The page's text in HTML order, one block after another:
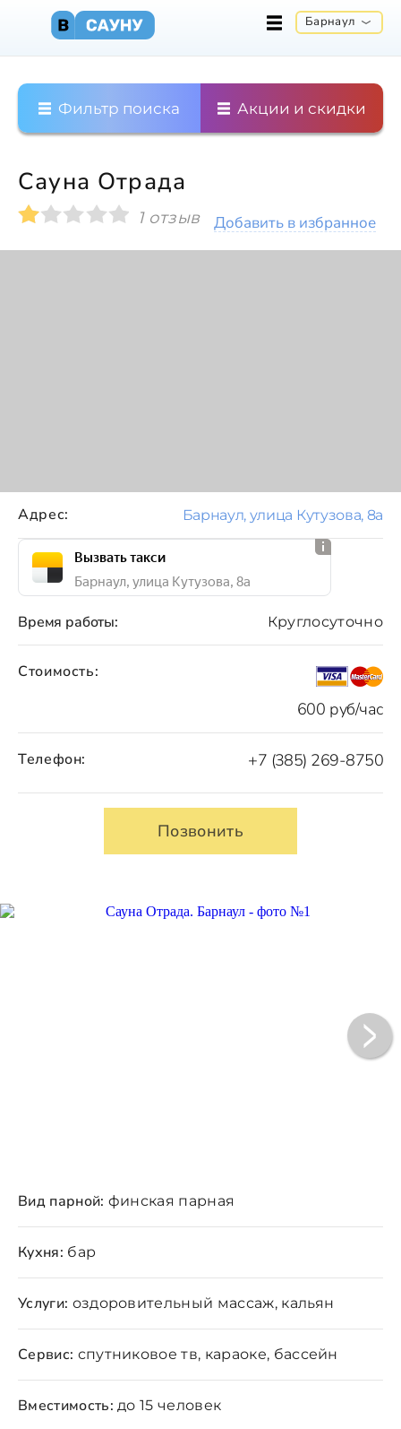
Барнаул
Фильтр поиска Акции и скидки
Сауна Отрада
1 отзыв Добавить в избранное
Стоимость:
600 руб/час
Время работы: Круглосуточно
Телефон: +7 (385) 269-8750
Позвонить
Адрес: Барнаул, улица Кутузова, 8а
Вызвать такси
Барнаул, улица Кутузова, 8а
Вид парной: финская парная
Кухня: бар
Услуги: оздоровительный массаж, кальян
Сервис: спутниковое тв, караоке, бассейн
Вместимость: до 15 человек